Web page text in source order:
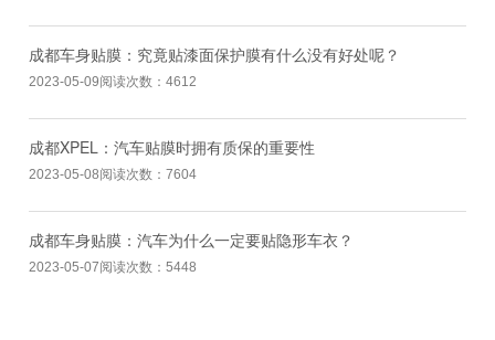
成都车身贴膜：究竟贴漆面保护膜有什么没有好处呢？
2023-05-09阅读次数：4612
成都XPEL：汽车贴膜时拥有质保的重要性
2023-05-08阅读次数：7604
成都车身贴膜：汽车为什么一定要贴隐形车衣？
2023-05-07阅读次数：5448